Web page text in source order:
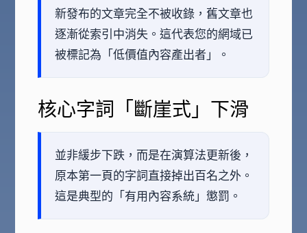
新發布的文章完全不被收錄，舊文章也
逐漸從索引中消失。這代表您的網域已
被標記為「低價值內容產出者」。
核心字詞「斷崖式」下滑
並非緩步下跌，而是在演算法更新後，
原本第一頁的字詞直接掉出百名之外。
這是典型的「有用內容系統」懲罰。